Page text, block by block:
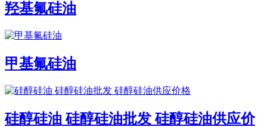
羟基氟硅油
甲基氟硅油
硅醇硅油 硅醇硅油批发 硅醇硅油供应价